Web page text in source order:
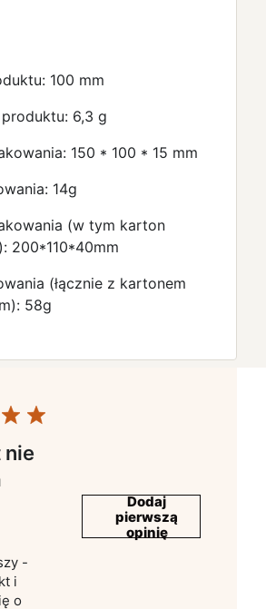
100 mm
6,3 g
150 * 100 * 15 mm
14g
(w tym karton
200*110*40mm
(łącznie z kartonem
58g
nie
-
i
o
Dodaj
pierwszą
opinię